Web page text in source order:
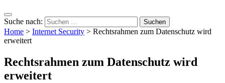
Suche nach:
Home > Internet Security > Rechtsrahmen zum Datenschutz wird
erweitert
Rechtsrahmen zum Datenschutz wird
erweitert